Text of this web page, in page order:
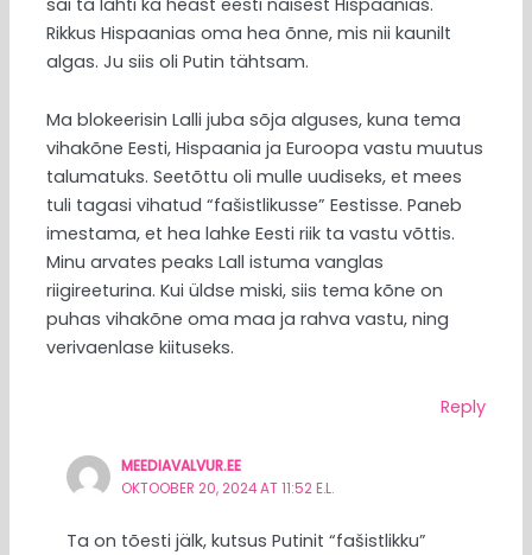
Rikkus Hispaanias oma hea õnne, mis nii kaunilt
algas. Ju siis oli Putin tähtsam.
Ma blokeerisin Lalli juba sõja alguses, kuna tema
vihakõne Eesti, Hispaania ja Euroopa vastu muutus
talumatuks. Seetõttu oli mulle uudiseks, et mees
tuli tagasi vihatud “fašistlikusse” Eestisse. Paneb
imestama, et hea lahke Eesti riik ta vastu võttis.
Minu arvates peaks Lall istuma vanglas
riigireeturina. Kui üldse miski, siis tema kõne on
puhas vihakõne oma maa ja rahva vastu, ning
verivaenlase kiituseks.
Reply
MEEDIAVALVUR.EE
OKTOOBER 20, 2024 AT 11:52 E.L.
Ta on tõesti jälk, kutsus Putinit “fašistlikku”